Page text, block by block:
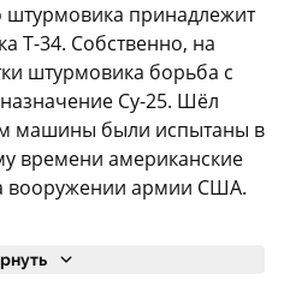
принадлежит
Т-34. Собственно, на
штурмовика борьба с
Су-25. Шёл
м машины были испытаны в
времени американские
вооружении армии США.